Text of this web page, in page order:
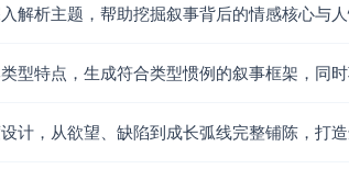
叛的线索与爱意加深
吻合。
图隐瞒关联秘密，与父亲争吵中无意提及“自己毁
解析主题，帮助挖掘叙事背后的情感核心与
型特点，生成符合类型惯例的叙事框架，同
计，从欲望、缺陷到成长弧线完整铺陈，打